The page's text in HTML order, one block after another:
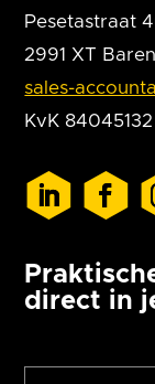
Pesetastraat
2991 XT
sales-
KvK 84045132
direct in